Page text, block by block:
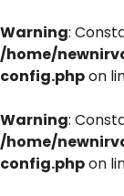
Warning:
/home/
config.phpon
Warning:
/home/
config.phpon